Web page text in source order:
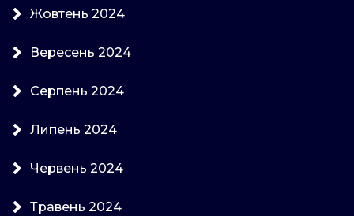
Жовтень 2024
Вересень 2024
Серпень 2024
Липень 2024
Червень 2024
Травень 2024